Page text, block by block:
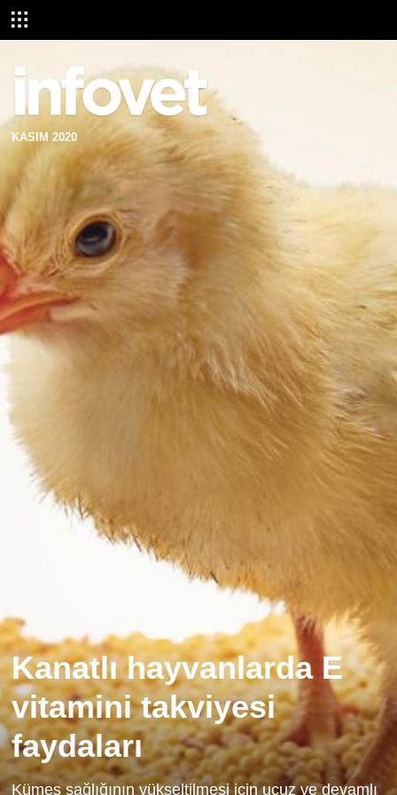
KASIM 2020
Kanatlı hayvanlarda E
vitamini takviyesi
faydaları
Kümes sağlığının yükseltilmesi için ucuz ve devamlı